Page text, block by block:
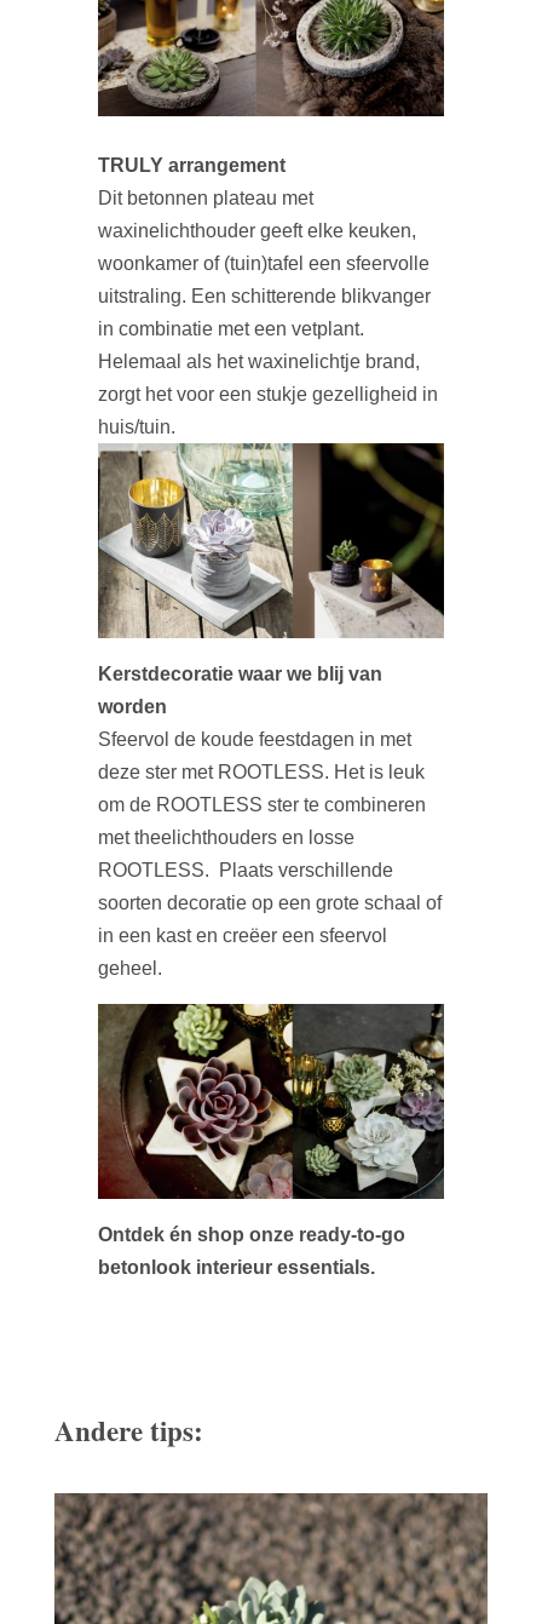
TRULY arrangement
Dit betonnen plateau met
waxinelichthouder geeft elke keuken,
woonkamer of (tuin)tafel een sfeervolle
uitstraling. Een schitterende blikvanger
in combinatie met een vetplant.
Helemaal als het waxinelichtje brand,
zorgt het voor een stukje gezelligheid in
huis/tuin.
Kerstdecoratie waar we blij van
worden
Sfeervol de koude feestdagen in met
deze ster met ROOTLESS. Het is leuk
om de ROOTLESS ster te combineren
met theelichthouders en losse
ROOTLESS. Plaats verschillende
soorten decoratie op een grote schaal of
in een kast en creëer een sfeervol
geheel.
Ontdek én shop onze ready-to-go
betonlook interieur essentials.
Andere tips: